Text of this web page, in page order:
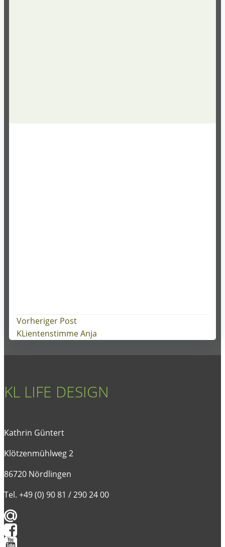
Post
navigation
Vorheriger Post
KLientenstimme Anja
KL LIFE DESIGN
Kathrin Güntert
Klötzenmühlweg 2
86720 Nördlingen
Tel. +49 (0) 90 81 / 290 24 00